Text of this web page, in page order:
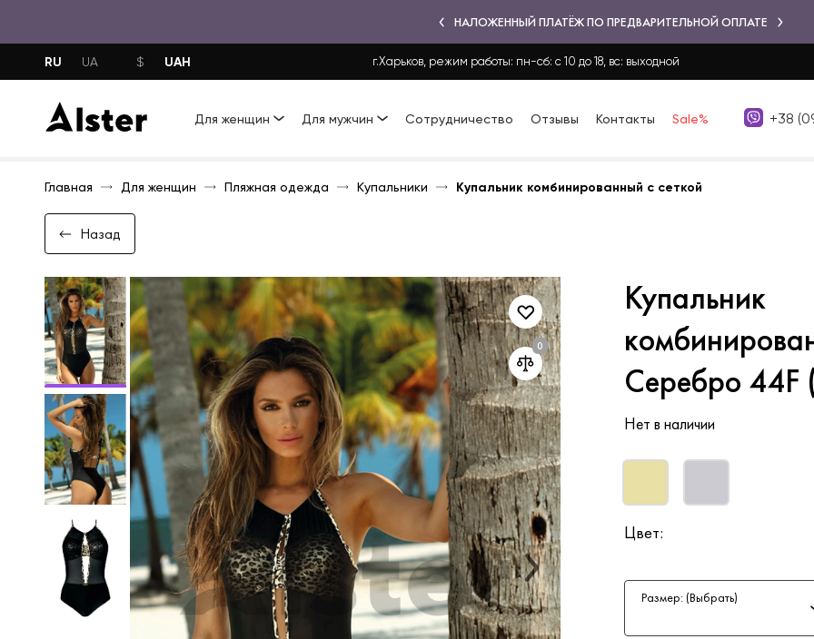
НАЛОЖЕННЫЙ ПЛАТЁЖ ПО ПРЕДВАРИТЕЛЬНОЙ ОПЛАТЕ
RU UA $ UAH г.Харьков, режим работы: пн-сб: с 10 до 18, вс: выходной
Для женщин Для мужчин Сотрудничество Отзывы Контакты Sale% +38
Главная Для женщин Пляжная одежда Купальники Купальник комбинированный с сеткой
Назад
Купальник
Серебро
Нет в наличии
Цвет:
Размер: (Выбрать)